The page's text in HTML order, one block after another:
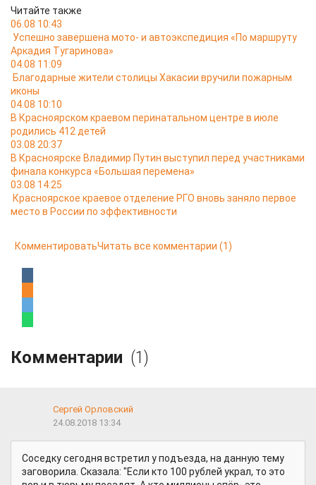
Читайте также
06.08 10:43
Успешно завершена мото- и автоэкспедиция «По маршруту
Аркадия Тугаринова»
04.08 11:09
Благодарные жители столицы Хакасии вручили пожарным
иконы
04.08 10:10
В Красноярском краевом перинатальном центре в июле
родились 412 детей
03.08 20:37
В Красноярске Владимир Путин выступил перед участниками
финала конкурса «Большая перемена»
03.08 14:25
Красноярское краевое отделение РГО вновь заняло первое
место в России по эффективности
КомментироватьЧитать все комментарии (1)
Комментарии (1)
Сергей Орловский
24.08.2018 13:34
Соседку сегодня встретил у подъезда, на данную тему
заговорила. Сказала: "Если кто 100 рублей украл, то это